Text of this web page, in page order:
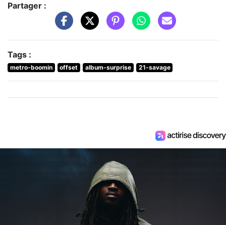
Partager :
Tags :
metro-boomin offset album-surprise 21-savage